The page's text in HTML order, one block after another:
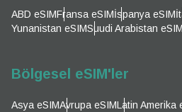
ABD eSIMFransa eSIMİspanya eSIM
Yunanistan eSIMSuudi Arabistan eSIM
Bölgesel eSIM'ler
Asya eSIMAvrupa eSIMLatin Amerika